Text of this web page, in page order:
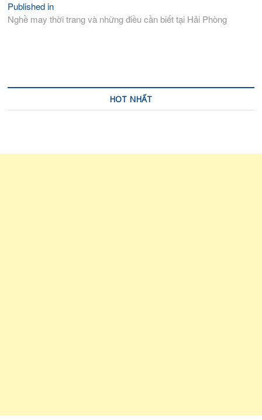
Điều
hướng
Published in
Nghề may thời trang và những điều cần biết tại Hải Phòng
HOT NHẤT